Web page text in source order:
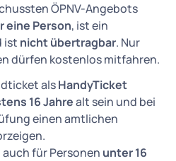
ÖPNV-Angebots
eine Person, ist ein
ist nicht übertragbar. Nur
dürfen kostenlos mitfahren.
alsHandyTicket
16 Jahrealt sein und bei
einen amtlichen
auch für Personen unter 16